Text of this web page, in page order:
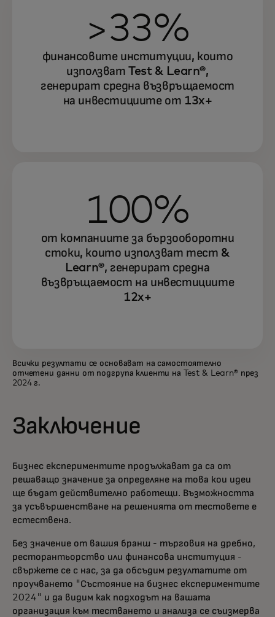
>33%
финансовите институции, които
използват Test & Learn®,
генерират средна възвръщаемост
на инвестициите от 13x+
100%
от компаниите за бързооборотни
стоки, които използват тест &
Learn®, генерират средна
възвръщаемост на инвестициите
12x+
Всички резултати се основават на самостоятелно
отчетени данни от подгрупа клиенти на Test & Learn® през
2024 г.
Заключение
Бизнес експериментите продължават да са от
решаващо значение за определяне на това кои идеи
ще бъдат действително работещи. Възможността
за усъвършенстване на решенията от тестовете е
естествена.
Без значение от вашия бранш - търговия на дребно,
ресторантьорство или финансова институция -
свържете се с нас, за да обсъдим резултатите от
проучването "Състояние на бизнес експериментите
2024" и да видим как подходът на вашата
организация към тестването и анализа се съизмерва